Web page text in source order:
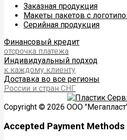
Заказная продукция
Макеты пакетов с
Серийная продукция
Финансовый кредит
отсрочка платежа
Индивидуальный подход
к каждому клиенту
Доставка во все регионы
России и стран СНГ
Copyright © 2026 ООО
Accepted Payment Methods